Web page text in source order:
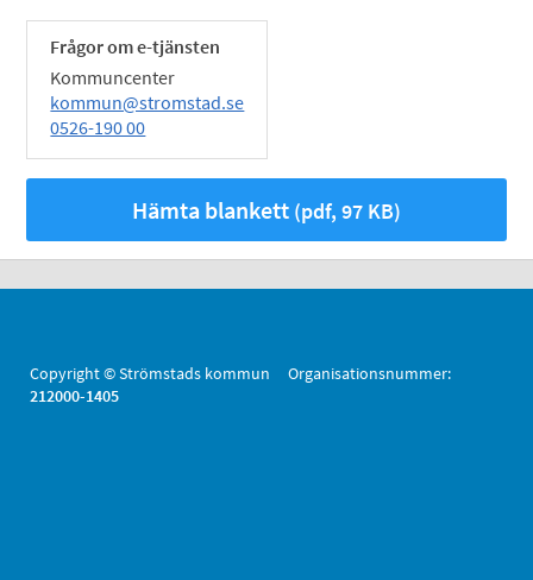
Frågor om e-tjänsten
Kommuncenter
kommun@stromstad.se
0526-190 00
Hämta blankett (pdf, 97 KB)
Copyright © Strömstads kommun Organisationsnummer:
212000-1405